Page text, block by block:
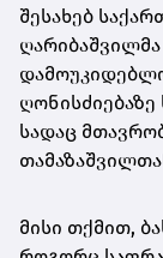
შესახებ
სადაც
მისი თქმით,